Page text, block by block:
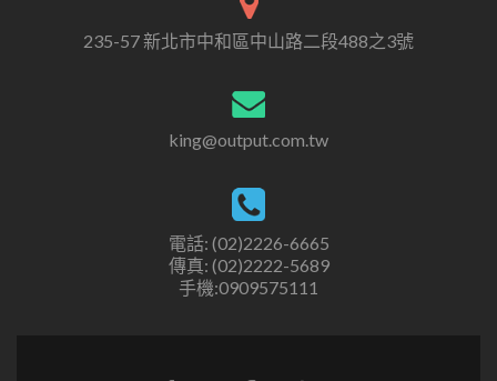
235-57 新北市中和區中山路二段488之3號
king@output.com.tw
電話: (02)2226-6665
傳真: (02)2222-5689
手機:0909575111